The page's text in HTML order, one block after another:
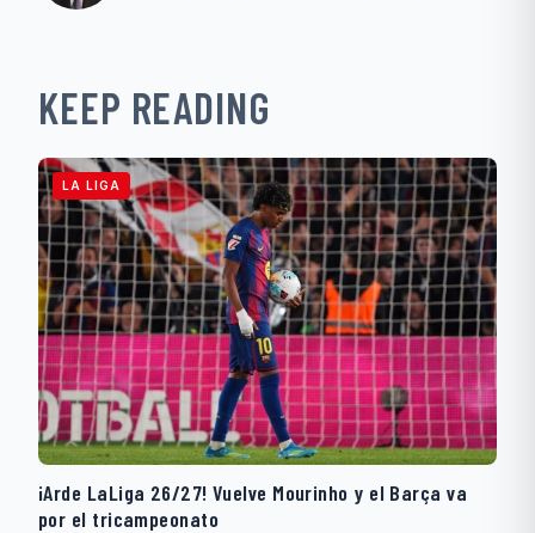
KEEP READING
LA LIGA
¡Arde LaLiga 26/27! Vuelve Mourinho y el Barça va
por el tricampeonato